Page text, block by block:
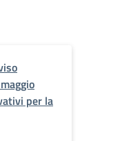
per la